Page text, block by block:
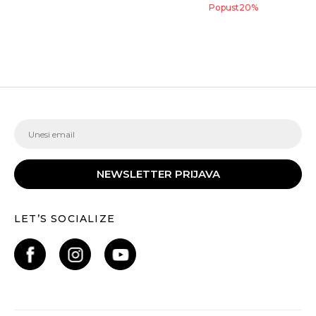
Popust20%
NEWSLETTER PRIJAVA
LET’S SOCIALIZE